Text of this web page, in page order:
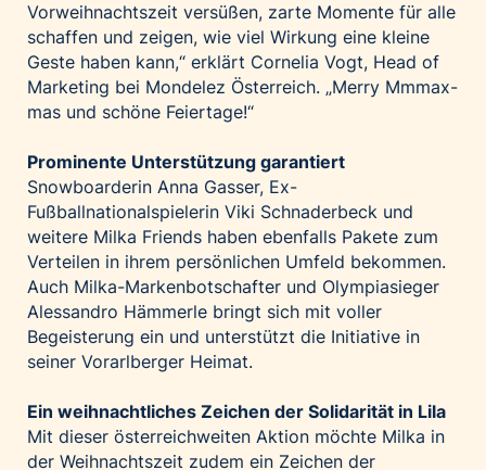
Vorweihnachtszeit versüßen, zarte Momente für alle
schaffen und zeigen, wie viel Wirkung eine kleine
Geste haben kann,“ erklärt Cornelia Vogt, Head of
Marketing bei Mondelez Österreich. „Merry Mmmax-
mas und schöne Feiertage!“
Prominente Unterstützung garantiert
Snowboarderin Anna Gasser, Ex-
Fußballnationalspielerin Viki Schnaderbeck und
weitere Milka Friends haben ebenfalls Pakete zum
Verteilen in ihrem persönlichen Umfeld bekommen.
Auch Milka-Markenbotschafter und Olympiasieger
Alessandro Hämmerle bringt sich mit voller
Begeisterung ein und unterstützt die Initiative in
seiner Vorarlberger Heimat.
Ein weihnachtliches Zeichen der Solidarität in Lila
Mit dieser österreichweiten Aktion möchte Milka in
der Weihnachtszeit zudem ein Zeichen der